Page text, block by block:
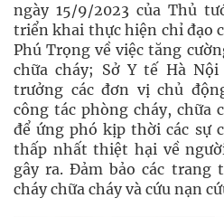
ngày 15/9/2023 của Thủ
triển khai thực hiện chỉ đạo
Phú Trọng về việc tăng
chữa cháy; Sở Y tế Hà
trưởng các đơn vị chủ
công tác phòng cháy, chữa
để ứng phó kịp thời các sự
thấp nhất thiệt hại về
gây ra. Đảm bảo các trang
cháy chữa cháy và cứu nạn